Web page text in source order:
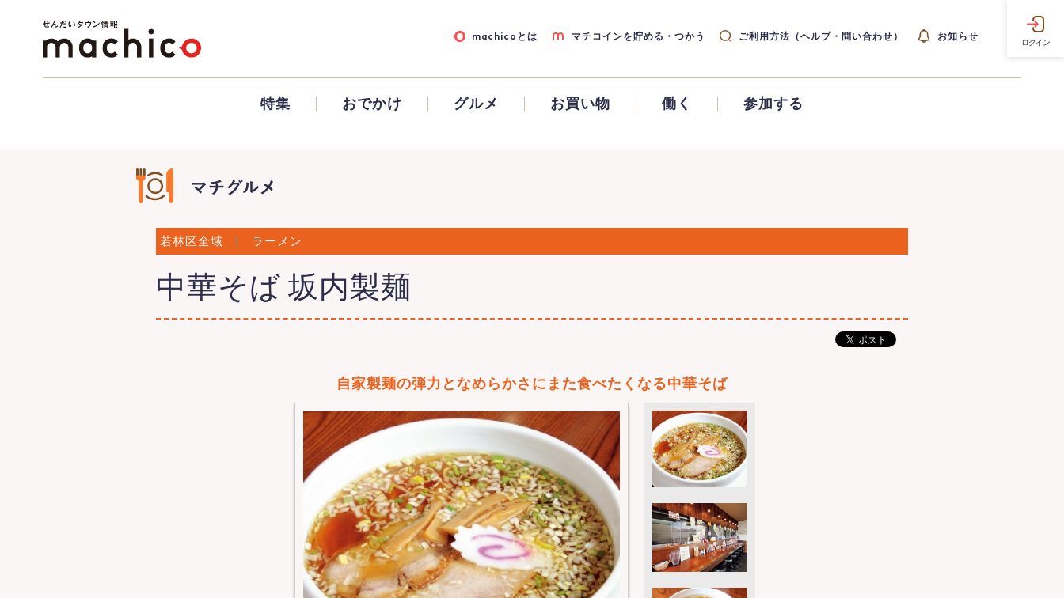
machicoとは マチコインを貯める・つかう ご利用方法（ヘルプ・問い合わせ） お知らせ
ログイン
特集 おでかけ グルメ お買い物 働く 参加する
若林区全域 ｜ ラーメン
中華そば 坂内製麺
自家製麺の弾力となめらかさにまた食べたくなる中華そば